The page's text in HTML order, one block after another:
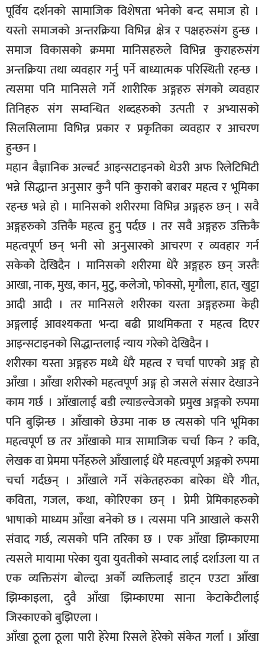
पूर्विय दर्शनको सामाजिक विशेषता भनेको बन्द समाज हो ।
यस्तो समाजको अन्तरक्रिया विभिन्न क्षेत्र र पक्षहरुसंग हुन्छ ।
समाज विकासको क्रममा मानिसहरुले विभिन्न कुराहरुसंग
अन्तक्रिया तथा व्यवहार गर्नु पर्ने बाध्यात्मक परिस्थिती रहन्छ ।
त्यसमा पनि मानिसले गर्ने शारीरिक अङ्गहरु संगको व्यवहार
तिनिहरु संग सम्वन्धित शब्दहरुको उत्पती र अभ्यासको
सिलसिलामा विभिन्न प्रकार र प्रकृतिका व्यवहार र आचरण
हुन्छन ।
महान बैज्ञानिक अल्बर्ट आइन्सटाइनको थेउरी अफ रिलेटिभिटी
भन्ने सिद्धान्त अनुसार कुनै पनि कुराको बराबर महत्व र भूमिका
रहन्छ भन्ने हो । मानिसको शरीररमा विभिन्न अङ्गहरु छन् । सवै
अङ्गहरुको उत्तिकै महत्व हुनु पर्दछ । तर सवै अङ्गहरु उक्तिकै
महत्वपूर्ण छन् भनी सो अनुसारको आचरण र व्यवहार गर्न
सकेकोे देखिदैन । मानिसको शरीरमा धेरै अङ्गहरु छन् जस्तैः
आखा, नाक, मुख, कान, मुटु, कलेजो, फोक्सो, मृगौला, हात, खुट्टा
आदी आदी । तर मानिसले शरीरका यस्ता अङ्गहरुमा केही
अङ्गलाई आवश्यकता भन्दा बढी प्राथमिकता र महत्व दिएर
आइन्सटाइनको सिद्धान्तलाई न्याय गरेको देखिदैन ।
शरीरका यस्ता अङ्गहरु मध्ये धेरै महत्व र चर्चा पाएको अङ्ग हो
आँखा । आँखा शरीरको महत्वपूर्ण अङ्ग हो जसले संसार देखाउने
काम गर्छ । आँखालाई बडी ल्याङल्वेजको प्रमुख अङ्गको रुपमा
पनि बुझिन्छ । आँखाको छेउमा नाक छ त्यसको पनि भूमिका
महत्वपूर्ण छ तर आँखाको मात्र सामाजिक चर्चा किन ? कवि,
लेखक वा प्रेममा पर्नेहरुले आँखालाई धेरै महत्वपूर्ण अङ्गको रुपमा
चर्चा गर्दछन् । आँखाले गर्ने संकेतहरुका बारेका धेरै गीत,
कविता, गजल, कथा, कोरिएका छन् । प्रेमी प्रेमिकाहरुको
भाषाको माध्यम आँखा बनेको छ । त्यसमा पनि आखाले कसरी
संवाद गर्छ, त्यसको पनि तरिका छ । एक आँखा झिम्काएमा
त्यसले मायामा परेका युवा युवतीको सम्वाद लाई दर्शाउला या त
एक व्यक्तिसंग बोल्दा अर्को व्यक्तिलाई डाट्न एउटा आँखा
झिम्काइला, दुवै आँखा झिम्काएमा साना केटाकेटीलाई
जिस्काएको बुझिएला ।
आँखा ठूला ठूला पारी हेरेमा रिसले हेरेको संकेत गर्ला । आँखा